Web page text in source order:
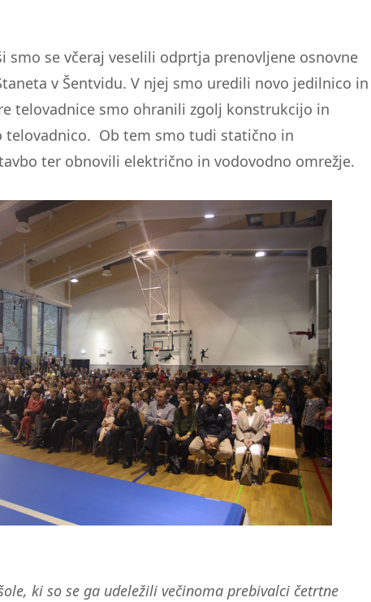
smo se včeraj veselili odprtja prenovljene osnovne
v Šentvidu. V njej smo uredili novo jedilnico in
telovadnice smo ohranili zgolj konstrukcijo in
telovadnico. Ob tem smo tudi statično in
ter obnovili električno in vodovodno omrežje.
ki so se ga udeležili večinoma prebivalci četrtne